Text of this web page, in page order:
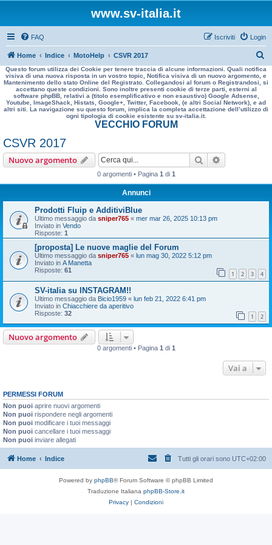
www.sv-italia.it
FAQ Login
Iscriviti
Home Indice MotoHelp CSVR 2017
e
r
a
Questo forum utilizza dei Cookie per tenere traccia di alcune informazioni. Quali notifica
visiva di una nuova risposta in un vostro topic, Notifica visiva di un nuovo argomento, e
Mantenimento dello stato Online del Registrato. Collegandosi al forum o Registrandosi, si
accettano queste condizioni. Sono inoltre presenti cookie di terze parti, esterni al
software phpBB, relativi a (titolo esemplificativo e non esaustivo) Google Adsense,
Youtube, ImageShack, Histats, Google+, Twitter, Facebook, (e altri Social Network), e ad
altri siti. La navigazione su questo forum, implica la completa accettazione dell’utilizzo di
ogni tipologia di cookie esistente su sv-italia.it.
VECCHIO FORUM
CSVR 2017
Nuovo argomento Cerca
0 argomenti • Pagina 1 di 1
Annunci
Prodotti Fluip e AdditiviBlue
Ultimo messaggio da sniper765 « mer mar 26, 2025 10:13 pm
Inviato in Vendo
Risposte: 1
[proposta] Le nuove maglie del Forum
Ultimo messaggio da sniper765 « lun mag 30, 2022 5:12 pm
Inviato in A Manetta
Risposte: 61 1 2 3 4
SV-italia su INSTAGRAM!!
Ultimo messaggio da Bicio1959 « lun feb 21, 2022 6:41 pm
Inviato in Chiacchiere da aperitivo
Risposte: 32 1 2
Nuovo argomento
0 argomenti • Pagina 1 di 1
Vai a
PERMESSI FORUM
Non puoi aprire nuovi argomenti
Non puoi rispondere negli argomenti
Non puoi modificare i tuoi messaggi
Non puoi cancellare i tuoi messaggi
Non puoi inviare allegati
Home Indice Tutti gli orari sono UTC+02:00
Powered by phpBB® Forum Software © phpBB Limited
Traduzione Italiana phpBB-Store.it
Privacy | Condizioni